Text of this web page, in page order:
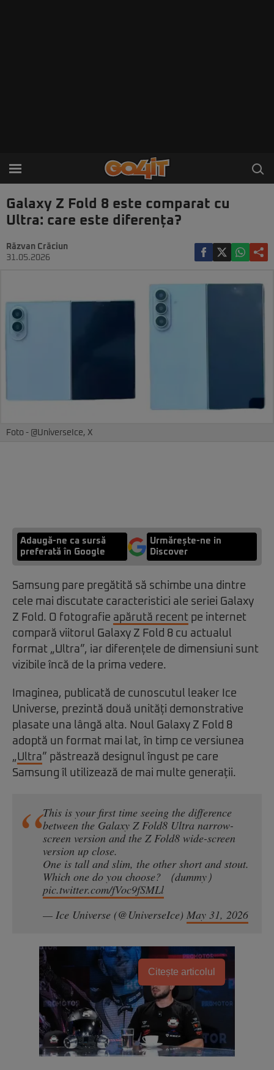
Galaxy Z Fold 8 este comparat cu
Ultra: care este diferența?
Răzvan Crăciun
31.05.2026
Foto - @UniverseIce, X
Adaugă-ne ca sursă
preferată în Google
Urmărește-ne in
Discover
Samsung pare pregătită să schimbe una dintre
cele mai discutate caracteristici ale seriei Galaxy
Z Fold. O fotografie apărută recent pe internet
compară viitorul Galaxy Z Fold 8 cu actualul
format „Ultra”, iar diferențele de dimensiuni sunt
vizibile încă de la prima vedere.
Imaginea, publicată de cunoscutul leaker Ice
Universe, prezintă două unități demonstrative
plasate una lângă alta. Noul Galaxy Z Fold 8
adoptă un format mai lat, în timp ce versiunea
„Ultra” păstrează designul îngust pe care
Samsung îl utilizează de mai multe generații.
This is your first time seeing the difference
between the Galaxy Z Fold8 Ultra narrow-
screen version and the Z Fold8 wide-screen
version up close.
One is tall and slim, the other short and stout.
Which one do you choose? ​​​（dummy）
pic.twitter.com/fVoc9fSMLl
— Ice Universe (@UniverseIce) May 31, 2026
Citește articolul